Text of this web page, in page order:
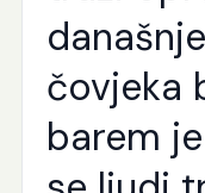
čovjeka
barem